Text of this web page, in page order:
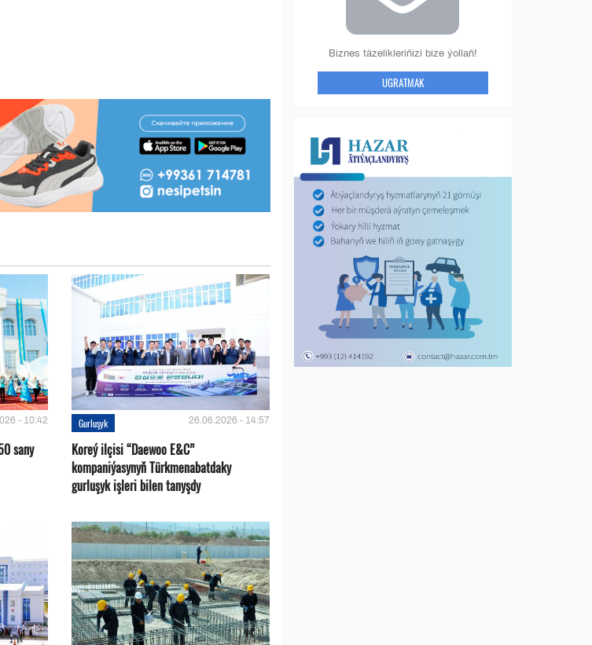
- 10:42
sany
Gurluşyk 26.06.2026 - 14:57
Koreý ilçisi “Daewoo E&C”
kompaniýasynyň Türkmenabatdaky
gurluşyk işleri bilen tanyşdy
Biznes täzelikleriňizi bize ýollaň!
UGRATMAK